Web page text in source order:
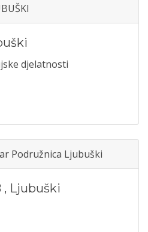
djelatnosti
Podružnica Ljubuški
, Ljubuški